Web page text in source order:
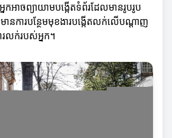
នកអាចព្យាយាមបង្កើតទំព័រដែលមានរូបរូប
មានការបន្ថែមមុខងារបង្កើតលក់លើបណ្តាញ
លក់របស់អ្នក។